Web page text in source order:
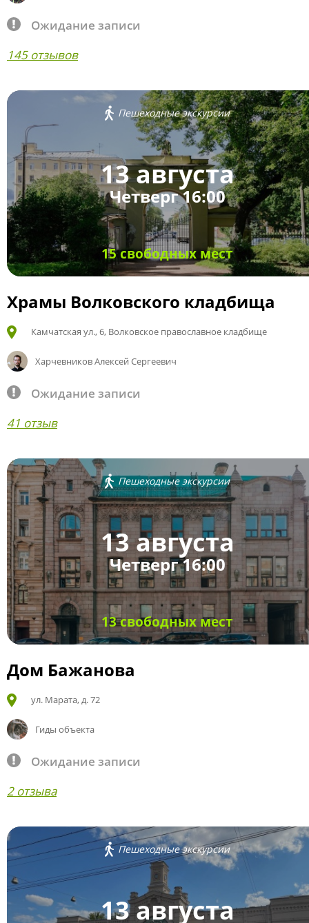
Ожидание записи
145 отзывов
Пешеходные экскурсии
13 августа
Четверг 16:00
15 свободных мест
Храмы Волковского кладбища
Камчатская ул., 6, Волковское православное кладбище
Харчевников Алексей Сергеевич
Ожидание записи
41 отзыв
Пешеходные экскурсии
13 августа
Четверг 16:00
13 свободных мест
Дом Бажанова
ул. Марата, д. 72
Гиды объекта
Ожидание записи
2 отзыва
Пешеходные экскурсии
13 августа